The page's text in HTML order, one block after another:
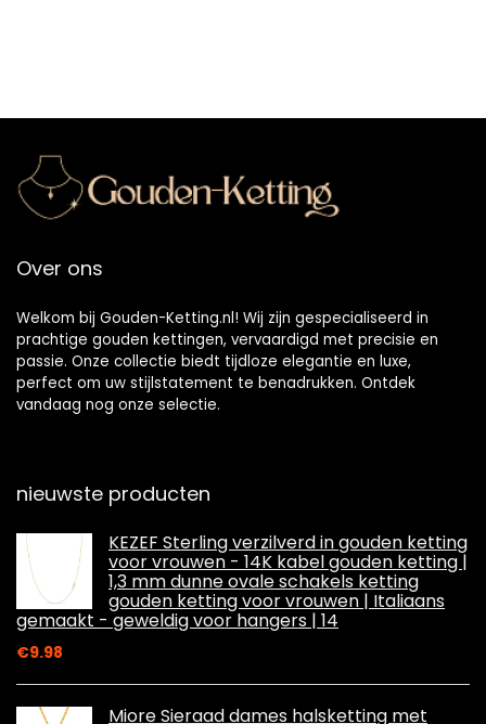
Over ons
Welkom bij Gouden-Ketting.nl! Wij zijn gespecialiseerd in
prachtige gouden kettingen, vervaardigd met precisie en
passie. Onze collectie biedt tijdloze elegantie en luxe,
perfect om uw stijlstatement te benadrukken. Ontdek
vandaag nog onze selectie.
nieuwste producten
KEZEF Sterling verzilverd in gouden ketting
voor vrouwen - 14K kabel gouden ketting |
1,3 mm dunne ovale schakels ketting
gouden ketting voor vrouwen | Italiaans
gemaakt - geweldig voor hangers | 14
€9.98
Miore Sieraad dames halsketting met